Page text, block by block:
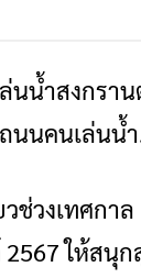
ข่าวเชียงร
นน้ำสงกราน
นนคนเล่นน้ำ
16 เมษายน
ท่องเที่ย
ช่วงเทศกาล
2567 ให้สนุก